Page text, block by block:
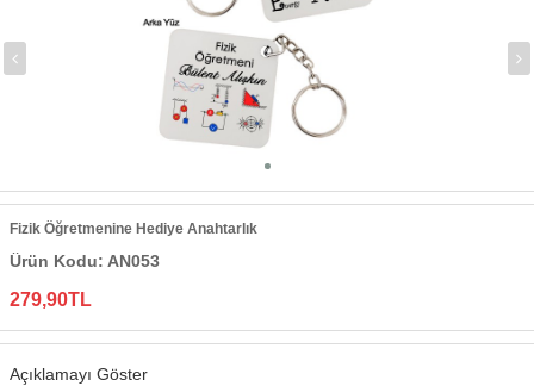
Fizik Öğretmenine Hediye Anahtarlık
Ürün Kodu: AN053
279,90TL
Açıklamayı Göster